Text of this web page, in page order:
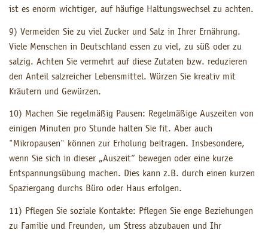
ist es enorm wichtiger, auf häufige Haltungswechsel zu achten.
9) Vermeiden Sie zu viel Zucker und Salz in Ihrer Ernährung.
Viele Menschen in Deutschland essen zu viel, zu süß oder zu
salzig. Achten Sie vermehrt auf diese Zutaten bzw. reduzieren
den Anteil salzreicher Lebensmittel. Würzen Sie kreativ mit
Kräutern und Gewürzen.
10) Machen Sie regelmäßig Pausen: Regelmäßige Auszeiten von
einigen Minuten pro Stunde halten Sie fit. Aber auch
"Mikropausen" können zur Erholung beitragen. Insbesondere,
wenn Sie sich in dieser „Auszeit“ bewegen oder eine kurze
Entspannungsübung machen. Dies kann z.B. durch einen kurzen
Spaziergang durchs Büro oder Haus erfolgen.
11) Pflegen Sie soziale Kontakte: Pflegen Sie enge Beziehungen
zu Familie und Freunden, um Stress abzubauen und Ihr